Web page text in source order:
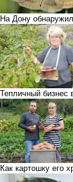
На Дону
Тепличный бизнес
Как картошку его